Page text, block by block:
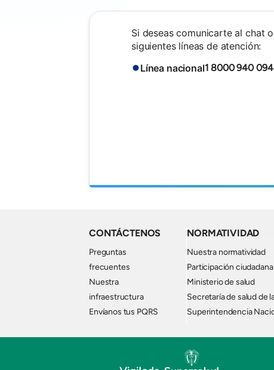
Si deseas comunicarte al chat
siguientes líneas de atención:
Línea nacional1 8000 940 094
CONTÁCTENOS
Preguntas
frecuentes
Nuestra
infraestructura
Envíanos tus PQRS
NORMATIVIDAD
Nuestra normatividad
Participación ciudadana
Ministerio de salud
Secretaría de salud de
Superintendencia